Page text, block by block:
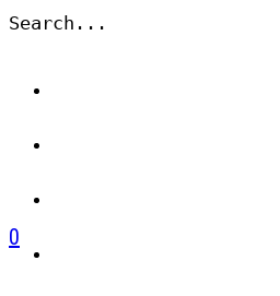
Search...
0